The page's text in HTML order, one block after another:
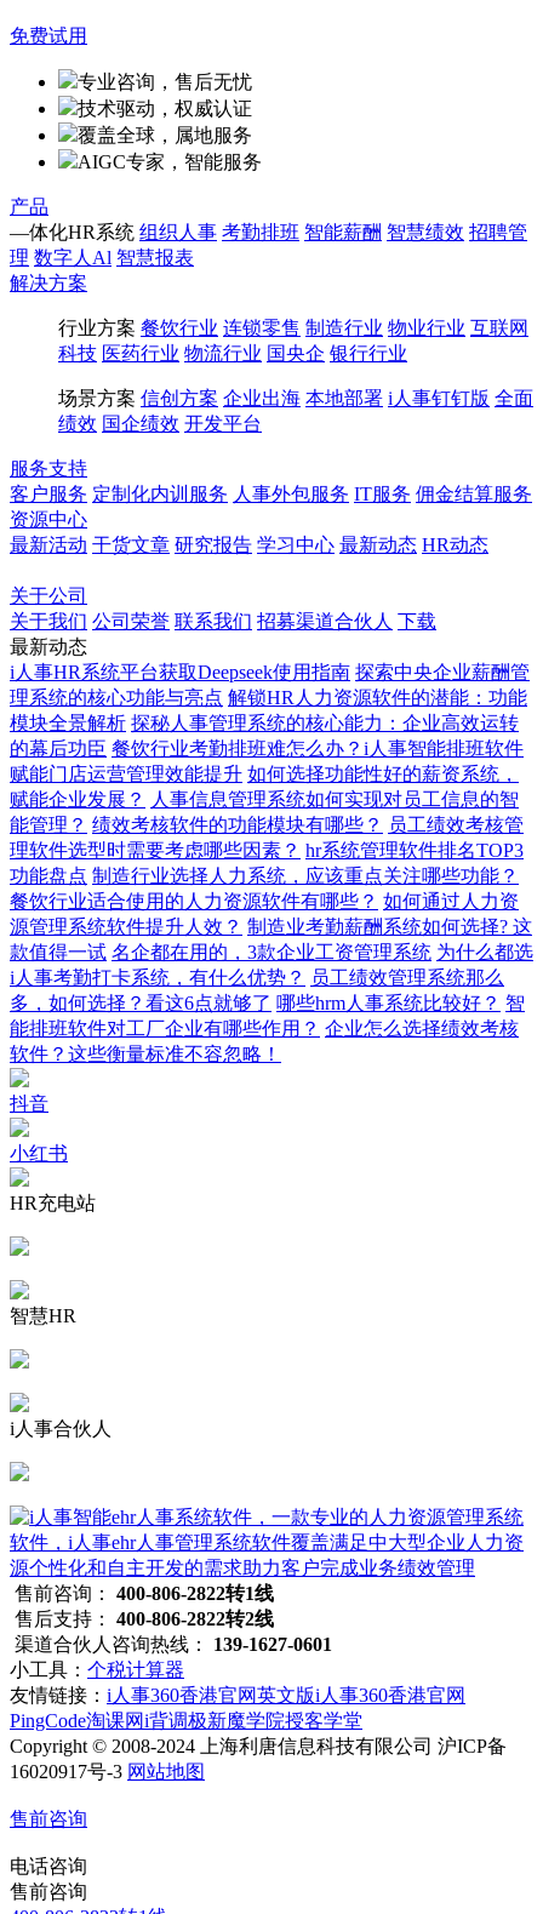
免费试用
专业咨询，售后无忧
技术驱动，权威认证
覆盖全球，属地服务
AIGC专家，智能服务
产品
—体化HR系统 组织人事 考勤排班 智能薪酬 智慧绩效 招聘管
理 数字人Al 智慧报表
解决方案
行业方案 餐饮行业 连锁零售 制造行业 物业行业 互联网
科技 医药行业 物流行业 国央企 银行行业
场景方案 信创方案 企业出海 本地部署 i人事钉钉版 全面
绩效 国企绩效 开发平台
服务支持
客户服务 定制化内训服务 人事外包服务 IT服务 佣金结算服务
资源中心
最新活动 干货文章 研究报告 学习中心 最新动态 HR动态
关于公司
关于我们 公司荣誉 联系我们 招募渠道合伙人 下载
最新动态
i人事HR系统平台获取Deepseek使用指南 探索中央企业薪酬管
理系统的核心功能与亮点 解锁HR人力资源软件的潜能：功能
模块全景解析 探秘人事管理系统的核心能力：企业高效运转
的幕后功臣 餐饮行业考勤排班难怎么办？i人事智能排班软件
赋能门店运营管理效能提升 如何选择功能性好的薪资系统，
赋能企业发展？
人事信息管理系统如何实现对员工信息的智
能管理？ 绩效考核软件的功能模块有哪些？
员工绩效考核管
理软件选型时需要考虑哪些因素？ hr系统管理软件排名TOP3
功能盘点 制造行业选择人力系统，应该重点关注哪些功能？
餐饮行业适合使用的人力资源软件有哪些？ 如何通过人力资
源管理系统软件提升人效？ 制造业考勤薪酬系统如何选择? 这
款值得一试 名企都在用的，3款企业工资管理系统 为什么都选
i人事考勤打卡系统，有什么优势？
员工绩效管理系统那么
多，如何选择？看这6点就够了 哪些hrm人事系统比较好？ 智
能排班软件对工厂企业有哪些作用？ 企业怎么选择绩效考核
软件？这些衡量标准不容忽略！
抖音
小红书
HR充电站
智慧HR
i人事合伙人
售前咨询：
400-806-2822转1线
售后支持：
400-806-2822转2线
渠道合伙人咨询热线：
139-1627-0601
小工具： 个税计算器
友情链接： i人事360香港官网英文版i人事360香港官网
PingCode淘课网i背调极新魔学院授客学堂
Copyright © 2008-2024 上海利唐信息科技有限公司 沪ICP备
16020917号-3 网站地图
售前咨询
电话咨询
售前咨询